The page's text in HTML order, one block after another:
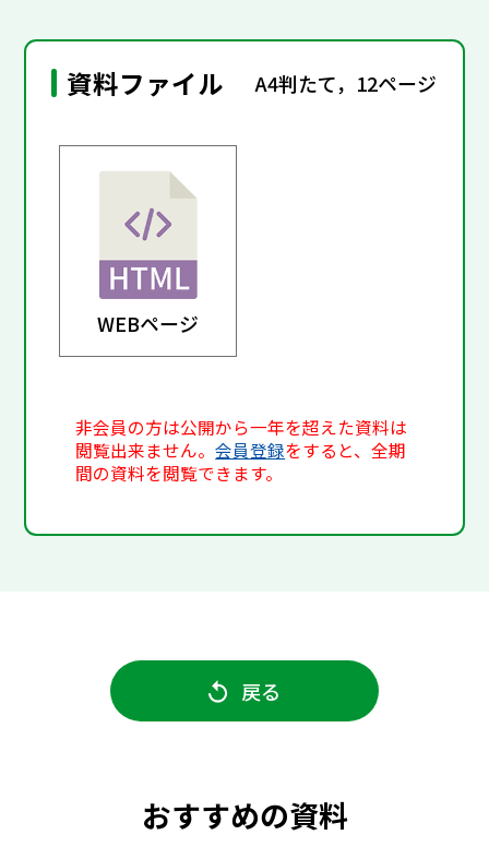
資料ファイル A4判たて，12ページ
WEBページ
非会員の方は公開から一年を超えた資料は
閲覧出来ません。会員登録をすると、全期
間の資料を閲覧できます。
戻る
おすすめの資料